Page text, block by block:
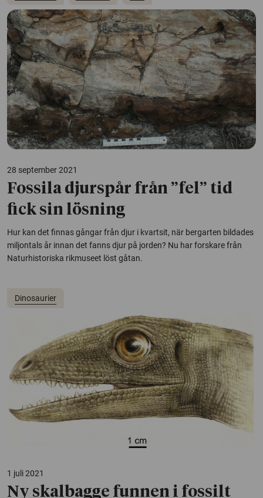
28 september 2021
Fossila djurspår från ”fel” tid
fick sin lösning
Hur kan det finnas gångar från djur i kvartsit, när bergarten bildades
miljontals år innan det fanns djur på jorden? Nu har forskare från
Naturhistoriska rikmuseet löst gåtan.
Dinosaurier
1 juli 2021
Ny skalbagge funnen i fossilt